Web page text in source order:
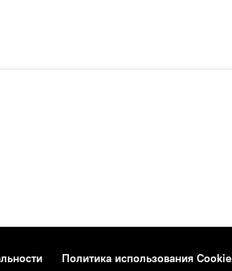
Политика использования Cookie